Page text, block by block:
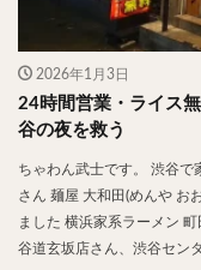
2026年1月3日
24時間営業・ライス
谷の夜を救う
ちゃわん武士です。 渋谷で
さん 麺屋 大和田(めんや お
ました 横浜家系ラーメン
谷道玄坂店さん、渋谷セン